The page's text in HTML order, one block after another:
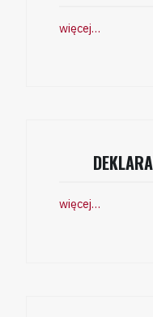
więcej…
więcej…